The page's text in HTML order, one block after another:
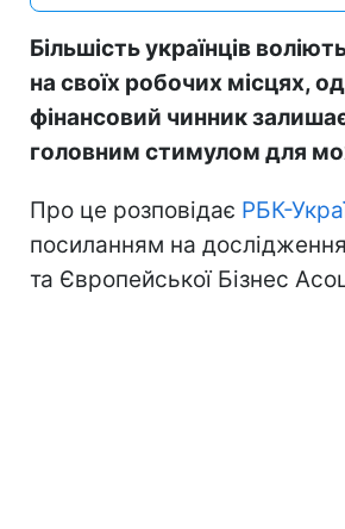
Більшість українців
на своїх робочих місцях,
фінансовий чинник
головним стимулом для
Про це розповідає РБК-
посиланням на
та Європейської Бізнес